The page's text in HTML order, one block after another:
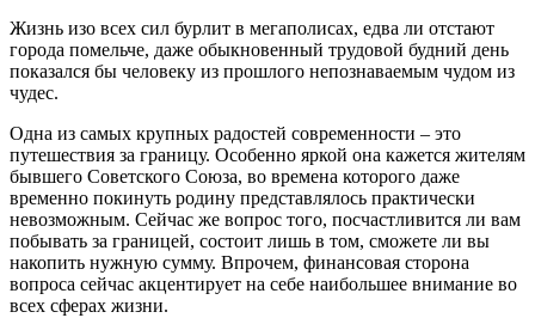
Жизнь изо всех сил бурлит в мегаполисах, едва ли отстают
города помельче, даже обыкновенный трудовой будний день
показался бы человеку из прошлого непознаваемым чудом из
чудес.
Одна из самых крупных радостей современности – это
путешествия за границу. Особенно яркой она кажется жителям
бывшего Советского Союза, во времена которого даже
временно покинуть родину представлялось практически
невозможным. Сейчас же вопрос того, посчастливится ли вам
побывать за границей, состоит лишь в том, сможете ли вы
накопить нужную сумму. Впрочем, финансовая сторона
вопроса сейчас акцентирует на себе наибольшее внимание во
всех сферах жизни.